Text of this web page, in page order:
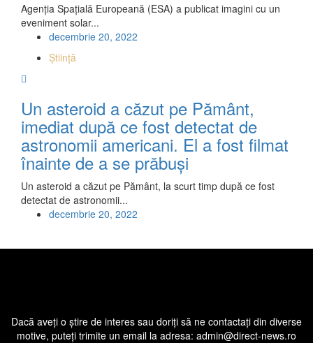
Agenția Spațială Europeană (ESA) a publicat imagini cu un
eveniment solar...
decembrie 20, 2022
Știință
Un asteroid a căzut pe Pământ,
imediat după ce fost detectat de
astronomii americani. El a fost filmat
înainte de a se prăbuşi
Un asteroid a căzut pe Pământ, la scurt timp după ce fost
detectat de astronomii...
decembrie 20, 2022
Dacă aveţi o ştire de interes sau doriţi să ne contactaţi din diverse
motive, puteţi trimite un email la adresa: admin@direct-news.ro